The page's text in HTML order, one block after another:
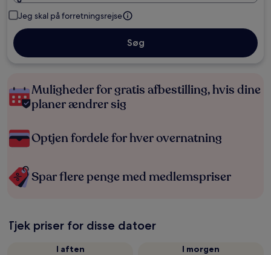
Jeg skal på forretningsrejse
Søg
Muligheder for gratis afbestilling, hvis dine
planer ændrer sig
Optjen fordele for hver overnatning
Spar flere penge med medlemspriser
Tjek priser for disse datoer
I aften
I morgen